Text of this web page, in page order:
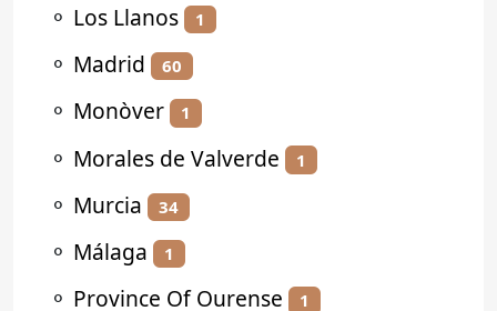
⚬ Los Llanos 1
⚬ Madrid 60
⚬ Monòver 1
⚬ Morales de Valverde 1
⚬ Murcia 34
⚬ Málaga 1
⚬ Province Of Ourense 1